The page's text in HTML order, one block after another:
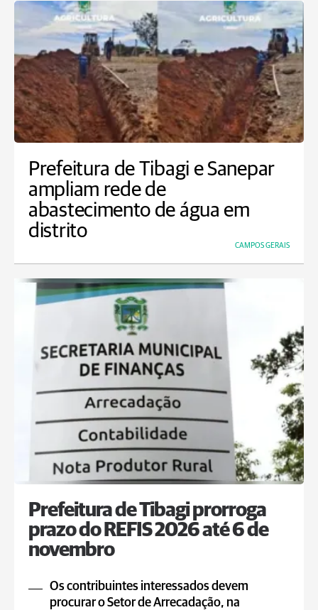
Prefeitura de Tibagi e Sanepar
ampliam rede de
abastecimento de água em
distrito
CAMPOS GERAIS
Prefeitura de Tibagi prorroga
prazo do REFIS 2026 até 6 de
novembro
Os contribuintes interessados devem
procurar o Setor de Arrecadação, na